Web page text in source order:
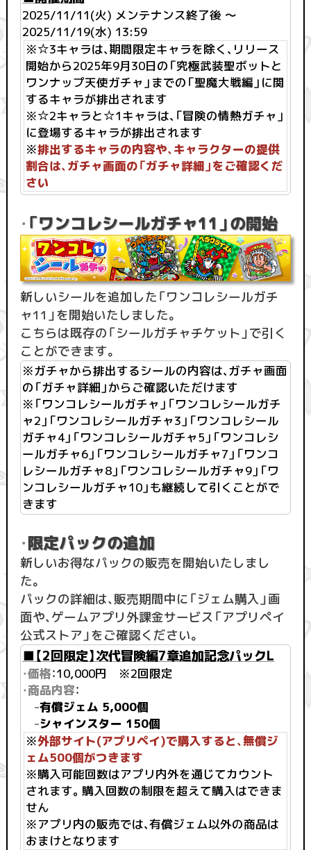
2025/11/11(火) メンテナンス終了後 ～
2025/11/19(水) 13:59
※☆3キャラは、期間限定キャラを除く、リリース
開始から2025年9月30日の「究極武装聖ボットと
ワンナップ天使ガチャ」までの「聖魔大戦編」に関
するキャラが排出されます
※☆2キャラと☆1キャラは、「冒険の情熱ガチャ」
に登場するキャラが排出されます
※排出するキャラの内容や、キャラクターの提供
割合は、ガチャ画面の「ガチャ詳細」をご確認くだ
さい
・ 「ワンコレシールガチャ11」の開始
新しいシールを追加した「ワンコレシールガチ
ャ11」を開始いたしました。
こちらは既存の「シールガチャチケット」で引く
ことができます。
※ガチャから排出するシールの内容は、ガチャ画面
の「ガチャ詳細」からご確認いただけます
※「ワンコレシールガチャ」「ワンコレシールガチ
ャ2」「ワンコレシールガチャ3」「ワンコレシール
ガチャ4」「ワンコレシールガチャ5」「ワンコレシ
ールガチャ6」「ワンコレシールガチャ7」「ワンコ
レシールガチャ8」「ワンコレシールガチャ9」「ワ
ンコレシールガチャ10」も継続して引くことがで
きます
・限定パックの追加
新しいお得なパックの販売を開始いたしまし
た。
パックの詳細は、販売期間中に「ジェム購入」画
面や、ゲームアプリ外課金サービス「アプリペイ
公式ストア」をご確認ください。
■【2回限定】次代冒険編7章追加記念パックL
・価格：10,000円 ※2回限定
・商品内容：
-有償ジェム 5,000個
-シャインスター 150個
※外部サイト(アプリペイ)で購入すると、無償ジ
ェム500個がつきます
※購入可能回数はアプリ内外を通じてカウント
されます。購入回数の制限を超えて購入はできま
せん
※アプリ内の販売では、有償ジェム以外の商品は
おまけとなります